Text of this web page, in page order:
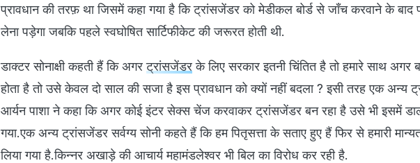
प्रावधान की तरफ़ था जिसमें कहा गया है कि ट्रांसजेंडर को मेडीकल बोर्ड से जाँच करवाने के बाद
लेना पड़ेगा जबकि पहले स्वघोषित सार्टिफीकेट की जरूरत होती थी.
डाक्टर सोनाक्षी कहती हैं कि अगरट्रांसजेंडरके लिए सरकार इतनी चिंतित है तो हमारे साथ अगर
होता है तो उसे केवल दो साल की सजा है इस प्रावधान को क्यों नहीं बदला ? इसी तरह एक अन्य
आर्यन पाशा ने कहा कि अगर कोई इंटर सेक्स चेंज करवाकर ट्रांसजेंडर बन रहा है उसे भी इसमें
गया.एक अन्य ट्रांसजेंडर सर्वग्य सोनी कहते हैं कि हम पितृसत्ता के सताए हुए हैं फिर से हमारी
लिया गया है.किन्नर अखाड़े की आचार्य महामंडलेश्वर भी बिल का विरोध कर रही है.